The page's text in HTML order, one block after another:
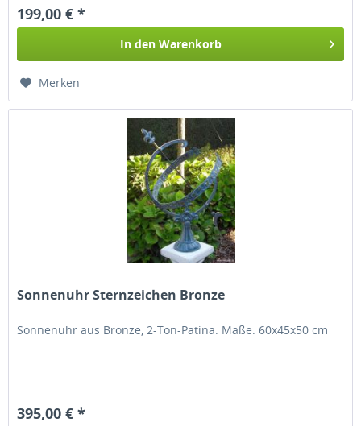
199,00 € *
In den Warenkorb
Merken
Sonnenuhr Sternzeichen Bronze
Sonnenuhr aus Bronze, 2-Ton-Patina. Maße: 60x45x50 cm
395,00 € *